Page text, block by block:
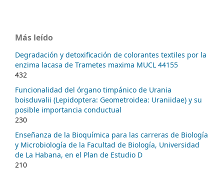
Más leído
Degradación y detoxificación de colorantes textiles por la
enzima lacasa de Trametes maxima MUCL 44155
432
Funcionalidad del órgano timpánico de Urania
boisduvalii (Lepidoptera: Geometroidea: Uraniidae) y su
posible importancia conductual
230
Enseñanza de la Bioquímica para las carreras de Biología
y Microbiología de la Facultad de Biología, Universidad
de La Habana, en el Plan de Estudio D
210